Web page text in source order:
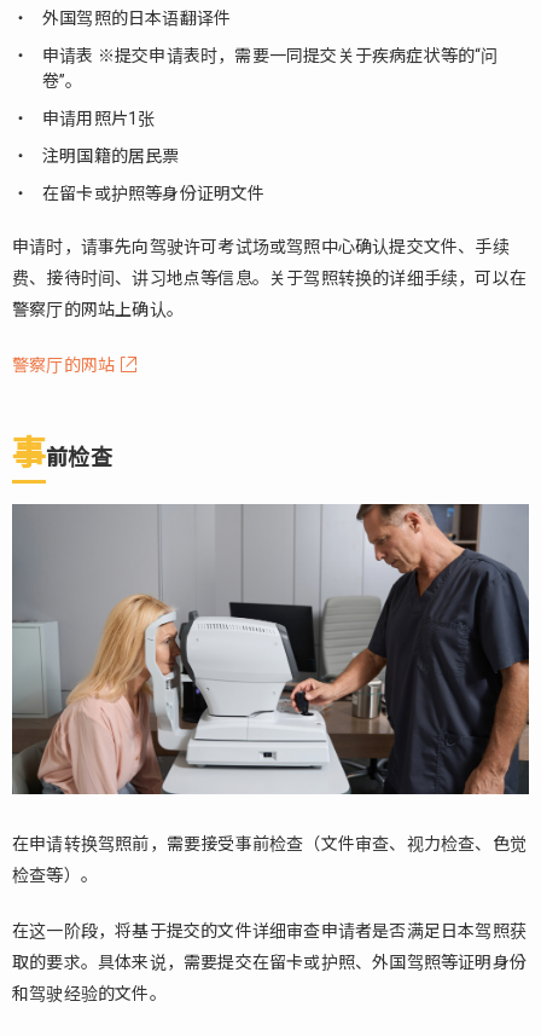
外国驾照的日本语翻译件
申请表 ※提交申请表时，需要一同提交关于疾病症状等的“问
卷”。
申请用照片1张
注明国籍的居民票
在留卡或护照等身份证明文件
申请时，请事先向驾驶许可考试场或驾照中心确认提交文件、手续
费、接待时间、讲习地点等信息。关于驾照转换的详细手续，可以在
警察厅的网站上确认。
警察厅的网站
事前检查
在申请转换驾照前，需要接受事前检查（文件审查、视力检查、色觉
检查等）。
在这一阶段，将基于提交的文件详细审查申请者是否满足日本驾照获
取的要求。具体来说，需要提交在留卡或护照、外国驾照等证明身份
和驾驶经验的文件。